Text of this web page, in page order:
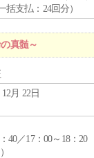
括支払：24回分）
真髄～
月 22日
40／17：00～18：20